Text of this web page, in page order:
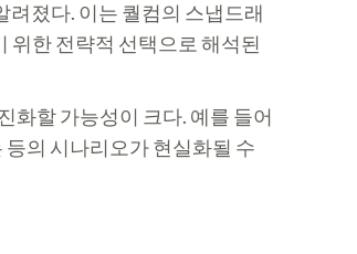
려졌다. 이는 퀄컴의 스냅드래
위한 전략적 선택으로 해석된
화할 가능성이 크다. 예를 들어
의 시나리오가 현실화될 수